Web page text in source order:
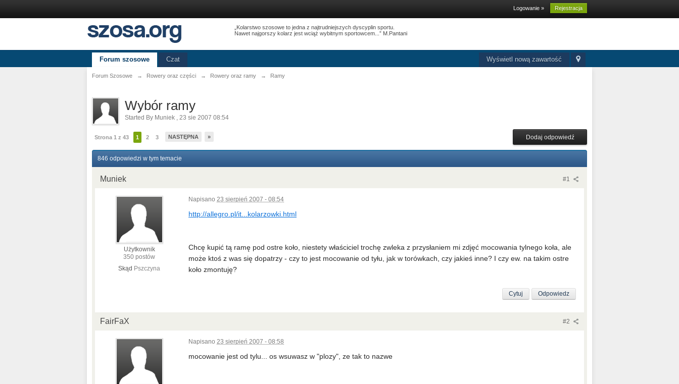
Logowanie » Rejestracja
„Kolarstwo szosowe to jedna z najtrudniejszych dyscyplin sportu.
Nawet najgorszy kolarz jest wciąż wybitnym sportowcem...” M.Pantani
Wyświetl nową zawartość
Forum szosowe Czat
Forum Szosowe → Rowery oraz części → Rowery oraz ramy → Ramy
Wybór ramy
Started By Muniek , 23 sie 2007 08:54
Strona 1 z 43 1 2 3 NASTĘPNA » Dodaj odpowiedź
846 odpowiedzi w tym temacie
#1
Muniek
Użytkownik
350 postów
Skąd Pszczyna
Napisano 23 sierpień 2007 - 08:54
http://allegro.pl/it...kolarzowki.html
Chcę kupić tą ramę pod ostre koło, niestety właściciel trochę zwleka z przysłaniem mi zdjęć mocowania tylnego koła, ale
może ktoś z was się dopatrzy - czy to jest mocowanie od tyłu, jak w torówkach, czy jakieś inne? I czy ew. na takim ostre
koło zmontuję?
Odpowiedz
Cytuj
#2
FairFaX
Napisano 23 sierpień 2007 - 08:58
mocowanie jest od tylu... os wsuwasz w "plozy", ze tak to nazwe